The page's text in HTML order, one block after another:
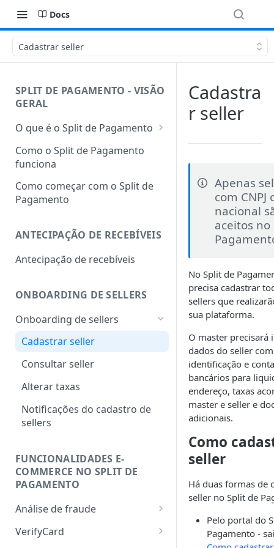
Docs
Cadastrar seller
SPLIT DE PAGAMENTO - VISÃO
GERAL
O que é o Split de Pagamento
Glossário
Como o Split de Pagamento
funciona
Como começar com o Split de
Pagamento
ANTECIPAÇÃO DE RECEBÍVEIS
Antecipação de recebíveis
ONBOARDING DE SELLERS
Onboarding de sellers
Cadastrar seller
Consultar seller
Alterar taxas
Notificações do cadastro de
sellers
FUNCIONALIDADES E-
COMMERCE NO SPLIT DE
PAGAMENTO
Análise de fraude
Configurando o fingerprint
VerifyCard
Cadastra
r seller
Apenas
com CNPJ
nacional
aceitos
No Split de
precisa cadastrar
sellers que
sua plataforma.
O master precisará
dados do seller
identificação e
bancários para
endereço, taxas
master e seller e
adicionais.
Como
seller
Há duas formas de
seller no Split de
Pelo portal do
Pagamento -